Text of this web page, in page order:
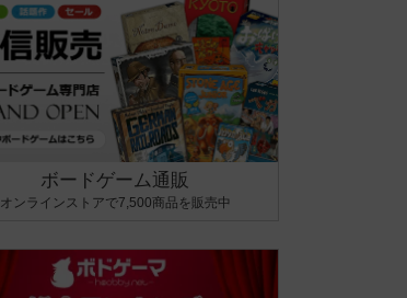
ボードゲーム通販
オンラインストアで7,500商品を販売中